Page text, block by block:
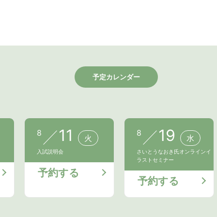
予定カレンダー
8 11 火
入試説明会
予約する
8 19 水
さいとうなおき氏オンラインイ
ラストセミナー
予約する